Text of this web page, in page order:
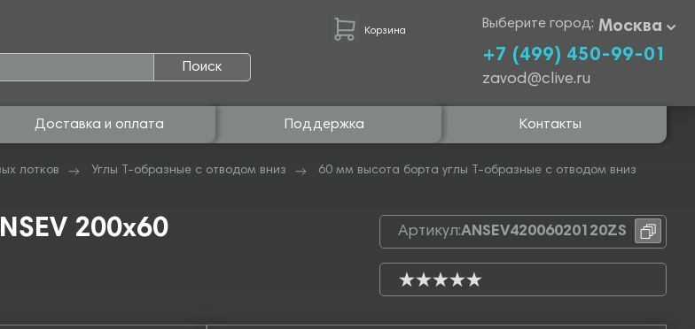
Поиск
Корзина Выберите город: Москва
+7 (499) 450-99-01
zavod@clive.ru
Доставка и оплата Поддержка Контакты
лотков Углы Т-образные с отводом вниз
60 мм высота борта углы Т-образные с отводом вниз
200х60
Артикул:ANSEV42006020120ZS